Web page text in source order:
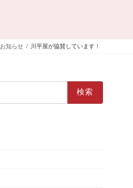
お知らせ 川平屋が協賛しています！